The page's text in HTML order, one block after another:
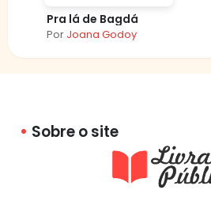
Pra lá de Bagdá
Por Joana Godoy
Sobre o site